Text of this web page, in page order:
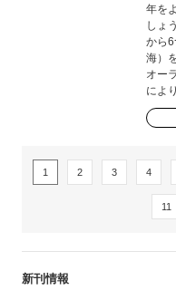
年を
しょ
から6
海）
オー
によ
1 2 3 4
11
新刊情報